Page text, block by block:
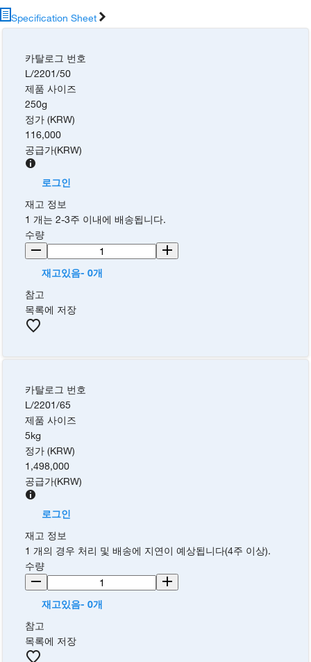
Specification Sheet
카탈로그 번호
L/2201/50
제품 사이즈
250g
정가 (KRW)
116,000
공급가(KRW)
로그인
재고 정보
1 개는 2-3주 이내에 배송됩니다.
수량
재고있음- 0개
참고
목록에 저장
카탈로그 번호
L/2201/65
제품 사이즈
5kg
정가 (KRW)
1,498,000
공급가(KRW)
로그인
재고 정보
1 개의 경우 처리 및 배송에 지연이 예상됩니다(4주 이상).
수량
재고있음- 0개
참고
목록에 저장